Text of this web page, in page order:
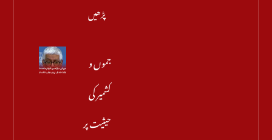
پڑھیں
جموں و
کشمیر کی
حیثیت پر